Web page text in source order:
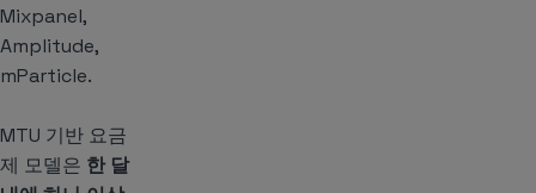
Mixpanel,
Amplitude,
mParticle.
MTU 기반 요금
제 모델은 한 달